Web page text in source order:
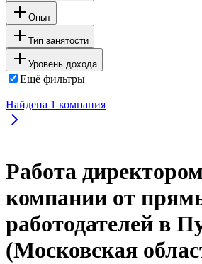
Опыт
Тип занятости
Уровень дохода
Ещё фильтры
Найдена 1 компания
Работа
компании от
работодателей в
(Московская